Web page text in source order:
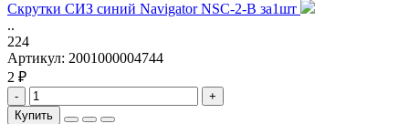
Скрутки СИЗ синий Navigator NSC-2-B за1шт
..
224
Артикул: 2001000004744
2 ₽
-
+
Купить